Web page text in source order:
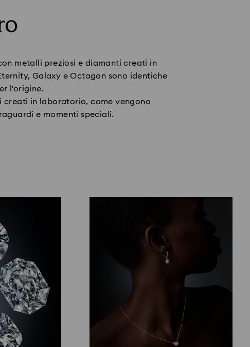
metalli preziosi e diamanti creati in
Galaxy e Octagon sono identiche
l'origine.
creati in laboratorio, come vengono
e momenti speciali.